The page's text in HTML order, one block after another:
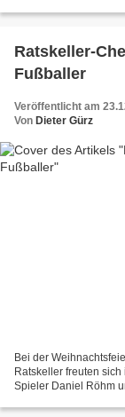
Ratskeller-
Fußballer
Veröffentlicht am
Von Dieter Gürz
Bei der
Ratskeller freuten
Spieler Daniel Röhm